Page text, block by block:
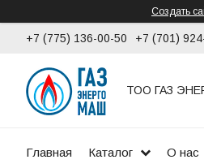
Создать
+7 (775) 136-00-50 +7 (701)
ТОО ГАЗ
Главная Каталог О нас